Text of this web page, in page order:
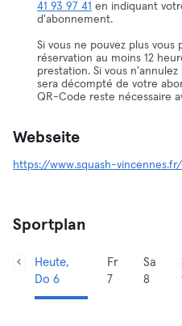
41 93 97 41 en indiquant
d'abonnement.
Si vous ne pouvez plus
réservation au moins 12
prestation. Si vous
sera décompté de votre
QR-Code reste nécessaire
Webseite
https://www.squash-vincennes.fr/
Sportplan
Heute,
Do 6
Fr
7
Sa
8